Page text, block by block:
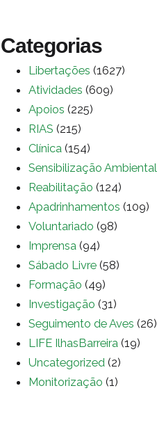
Categorias
Libertações (1627)
Atividades (609)
Apoios (225)
RIAS (215)
Clínica (154)
Sensibilização Ambiental
Reabilitação (124)
Apadrinhamentos (109)
Voluntariado (98)
Imprensa (94)
Sábado Livre (58)
Formação (49)
Investigação (31)
Seguimento de Aves (26)
LIFE IlhasBarreira (19)
Uncategorized (2)
Monitorização (1)